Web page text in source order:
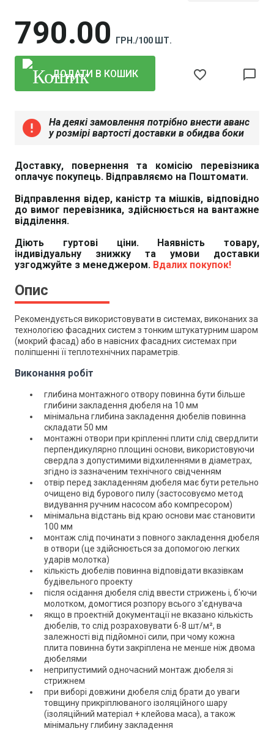
790 00 ГРН./100 ШТ.
ДОДАТИ В КОШИК favorite_border chat_bubble_outline
error
На деякі замовлення потрібно внести аванс
у розмірі вартості доставки в обидва боки
Доставку, повернення та комісію перевізника
оплачує покупець. Відправляємо на Поштомати.
Відправлення відер, каністр та мішків, відповідно
до вимог перевізника, здійснюється на вантажне
відділення.
Діють гуртові ціни. Наявність товару,
індивідуальну знижку та умови доставки
узгоджуйте з менеджером. Вдалих покупок!
Опис
Рекомендується використовувати в системах, виконаних за
технологією фасадних систем з тонким штукатурним шаром
(мокрий фасад) або в навісних фасадних системах при
поліпшенні її теплотехнічних параметрів.
Виконання робіт
глибина монтажного отвору повинна бути більше
глибини закладення дюбеля на 10 мм
мінімальна глибина закладення дюбелів повинна
складати 50 мм
монтажні отвори при кріпленні плити слід свердлити
перпендикулярно площині основи, використовуючи
свердла з допустимими відхиленнями в діаметрах,
згідно із зазначеним технічного свідченням
отвір перед закладенням дюбеля має бути ретельно
очищено від бурового пилу (застосовуємо метод
видування ручним насосом або компресором)
мінімальна відстань від краю основи має становити
100 мм
монтаж слід починати з повного закладення дюбеля
в отвори (це здійснюється за допомогою легких
ударів молотка)
кількість дюбелів повинна відповідати вказівкам
будівельного проекту
після осідання дюбеля слід ввести стрижень і, б'ючи
молотком, домогтися розпору всього з'єднувача
якщо в проектній документації не вказано кількість
дюбелів, то слід розраховувати 6-8 шт/м², в
залежності від підйомної сили, при чому кожна
плита повинна бути закріплена не менше ніж двома
дюбелями
неприпустимий одночасний монтаж дюбеля зі
стрижнем
при виборі довжини дюбеля слід брати до уваги
товщину прикріплюваного ізоляційного шару
(ізоляційний матеріал + клейова маса), а також
мінімальну глибину закладення